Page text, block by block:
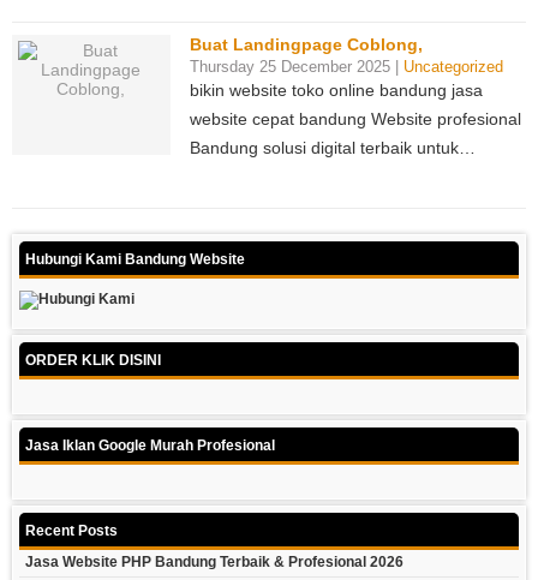
Buat Landingpage Coblong,
Thursday 25 December 2025 | Uncategorized
bikin website toko online bandung jasa
website cepat bandung Website profesional
Bandung solusi digital terbaik untuk…
Hubungi Kami Bandung Website
ORDER KLIK DISINI
Jasa Iklan Google Murah Profesional
Recent Posts
Jasa Website PHP Bandung Terbaik & Profesional 2026